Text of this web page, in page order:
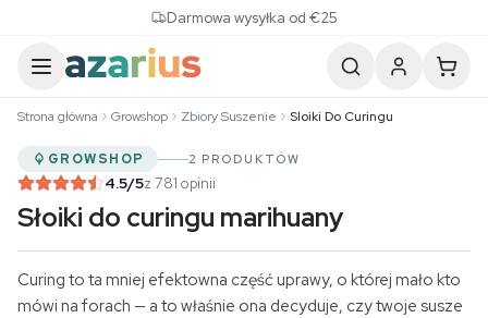
Darmowa wysyłka od €25
Strona główna Growshop Zbiory Suszenie Sloiki Do Curingu
GROWSHOP 2 PRODUKTÓW
4.5/5z 781 opinii
Słoiki do curingu marihuany
Curing to ta mniej efektowna część uprawy, o której mało kto
mówi na forach — a to właśnie ona decyduje, czy twoje susze